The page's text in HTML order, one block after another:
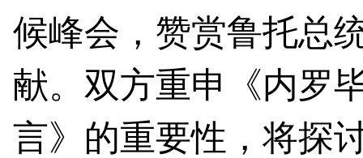
候峰会，赞赏鲁托总
献。双方重申《内罗
言》的重要性，将探